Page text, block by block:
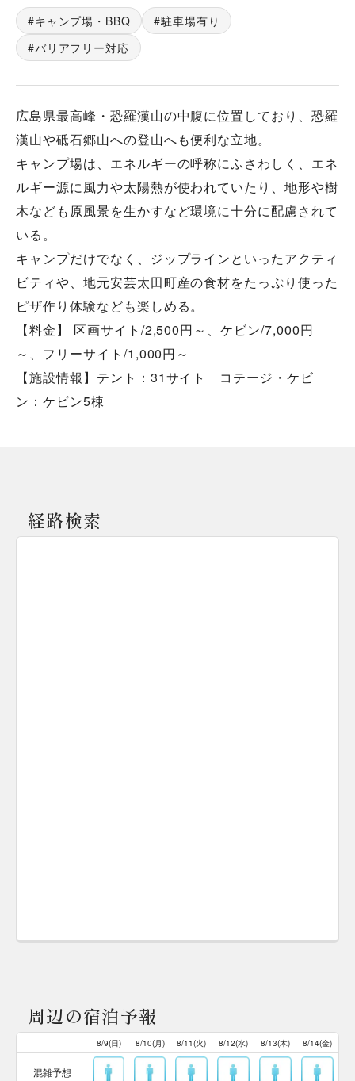
キャンプ場・BBQ
駐車場有り
バリアフリー対応
広島県最高峰・恐羅漢山の中腹に位置しており、恐羅
漢山や砥石郷山への登山へも便利な立地。
キャンプ場は、エネルギーの呼称にふさわしく、エネ
ルギー源に風力や太陽熱が使われていたり、地形や樹
木なども原風景を生かすなど環境に十分に配慮されて
いる。
キャンプだけでなく、ジップラインといったアクティ
ビティや、地元安芸太田町産の食材をたっぷり使った
ピザ作り体験なども楽しめる。
【料金】 区画サイト/2,500円～、ケビン/7,000円
～、フリーサイト/1,000円～
【施設情報】テント：31サイト コテージ・ケビ
ン：ケビン5棟
経路検索
周辺の宿泊予報
8/9(日) 8/10(月) 8/11(火) 8/12(水) 8/13(木) 8/14(金)
混雑予想